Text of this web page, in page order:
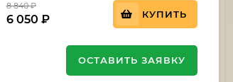
8 840₽
6 050 ₽ КУПИТЬ
ОСТАВИТЬ ЗАЯВКУ